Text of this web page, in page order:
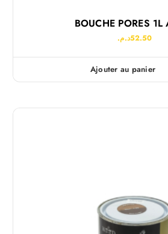
BOUCHE PORES 1L
52.50د.م.
Ajouter au panier